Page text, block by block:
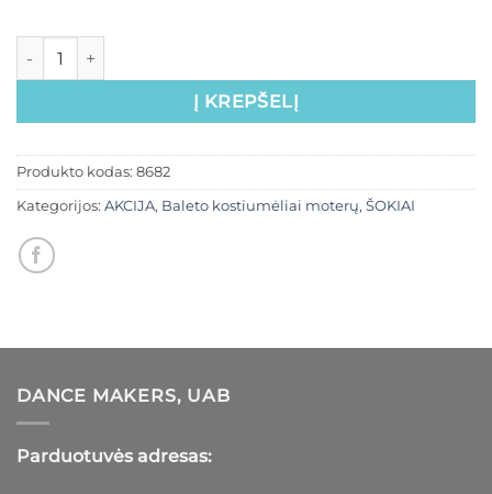
Į KREPŠELĮ
Produkto kodas: 8682
Kategorijos: AKCIJA, Baleto kostiumėliai moterų, ŠOKIAI
DANCE MAKERS, UAB
Parduotuvės adresas: